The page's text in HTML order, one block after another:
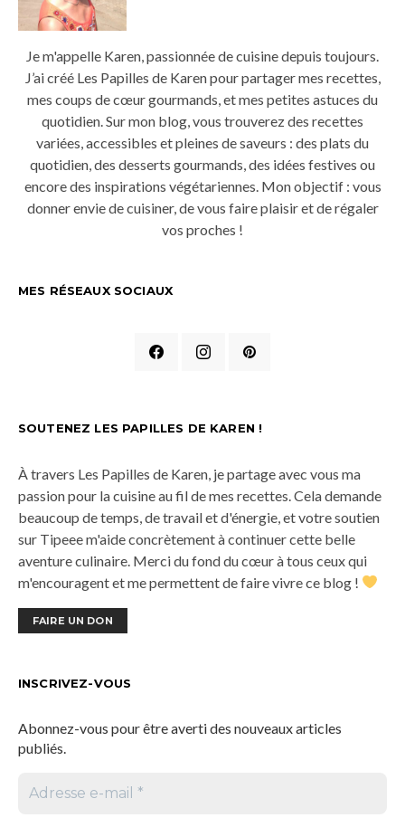
Je m'appelle Karen, passionnée de cuisine depuis toujours.
J’ai créé Les Papilles de Karen pour partager mes recettes,
mes coups de cœur gourmands, et mes petites astuces du
quotidien. Sur mon blog, vous trouverez des recettes
variées, accessibles et pleines de saveurs : des plats du
quotidien, des desserts gourmands, des idées festives ou
encore des inspirations végétariennes. Mon objectif : vous
donner envie de cuisiner, de vous faire plaisir et de régaler
vos proches !
MES RÉSEAUX SOCIAUX
SOUTENEZ LES PAPILLES DE KAREN !
À travers Les Papilles de Karen, je partage avec vous ma
passion pour la cuisine au fil de mes recettes. Cela demande
beaucoup de temps, de travail et d'énergie, et votre soutien
sur Tipeee m'aide concrètement à continuer cette belle
aventure culinaire. Merci du fond du cœur à tous ceux qui
m'encouragent et me permettent de faire vivre ce blog !
FAIRE UN DON
INSCRIVEZ-VOUS
Abonnez-vous pour être averti des nouveaux articles
publiés.